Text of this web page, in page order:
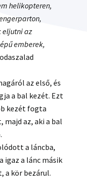
helikopteren,
eljutni az
emberek,
az első, és
a bal kezét. Ezt
kezét fogta
az, aki a bal
a láncba,
igaz a lánc másik
a kör bezárul.